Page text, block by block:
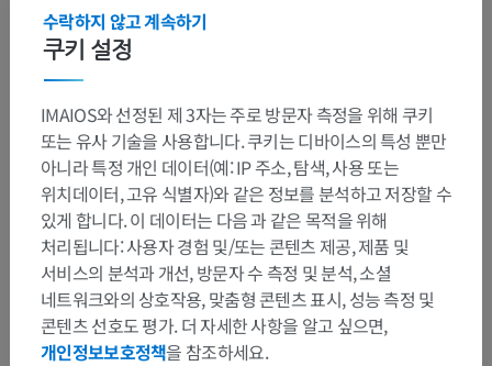
쿠키 설정
수락하지 않고 계속하기
IMAIOS와 선정된 제 3자는 주로 방문자 측정을 위해 쿠키
또는 유사 기술을 사용합니다. 쿠키는 디바이스의 특성 뿐만
아니라 특정 개인 데이터(예: IP 주소, 탐색, 사용 또는
위치데이터, 고유 식별자)와 같은 정보를 분석하고 저장할 수
있게 합니다. 이 데이터는 다음 과 같은 목적을 위해
처리됩니다: 사용자 경험 및/또는 콘텐츠 제공, 제품 및
서비스의 분석과 개선, 방문자 수 측정 및 분석, 소셜
네트워크와의 상호작용, 맞춤형 콘텐츠 표시, 성능 측정 및
콘텐츠 선호도 평가. 더 자세한 사항을 알고 싶으면,
개인정보보호정책을 참조하세요.